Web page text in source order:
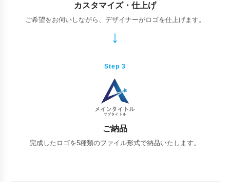
カスタマイズ・仕上げ
ご希望をお伺いしながら、デザイナーがロゴを仕上げます。
Step 3
ご納品
完成したロゴを5種類のファイル形式で納品いたします。